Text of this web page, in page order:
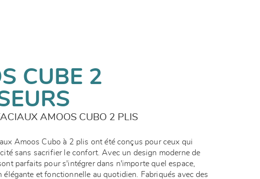
CUBE 2
AMOOS CUBO 2 PLIS
Amoos Cubo à 2 plis ont été conçus pour ceux qui
sans sacrifier le confort. Avec un design moderne de
parfaits pour s'intégrer dans n'importe quel espace,
et fonctionnelle au quotidien. Fabriqués avec des